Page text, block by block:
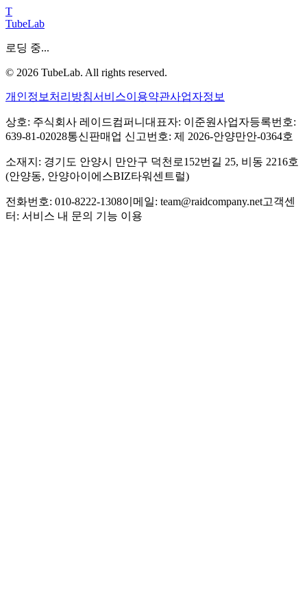
T
TubeLab
로딩 중...
© 2026 TubeLab. All rights reserved.
개인정보처리방침서비스이용약관사업자정보
상호: 주식회사 레이드컴퍼니 대표자: 이준원사업자등록번호:
639-81-02028통신판매업 신고번호: 제 2026-안양만안-0364호
소재지: 경기도 안양시 만안구 덕천로152번길 25, 비동 2216호
(안양동, 안양아이에스BIZ타워센트럴)
전화번호: 010-8222-1308이메일: team@raidcompany.net고객센
터: 서비스 내 문의 기능 이용